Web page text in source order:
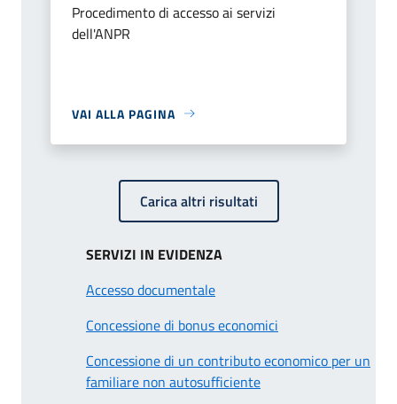
Procedimento di accesso ai servizi
dell'ANPR
VAI ALLA PAGINA
Carica altri risultati
SERVIZI IN EVIDENZA
Accesso documentale
Concessione di bonus economici
Concessione di un contributo economico per un
familiare non autosufficiente